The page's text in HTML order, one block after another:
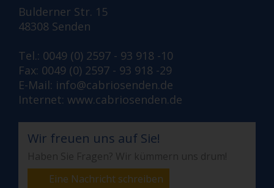
Bulderner Str. 15
48308 Senden
Tel.: 0049 (0) 2597 - 93 918 -10
Fax: 0049 (0) 2597 - 93 918 -29
E-Mail: info@cabriosenden.de
Internet: www.cabriosenden.de
Wir freuen uns auf Sie!
Eine Nachricht schreiben